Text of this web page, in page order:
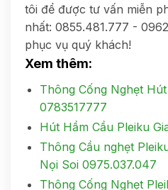
tôi để được tư vấn miễn
nhất: 0855.481.777 -
phục vụ quý khách!
Xem thêm:
Thông Cống Nghẹt
0783517777
Hút Hầm Cầu Pleiku
Thông Cầu nghẹt
Nọi Soi 0975.037.047
Thông Cống Nghẹt